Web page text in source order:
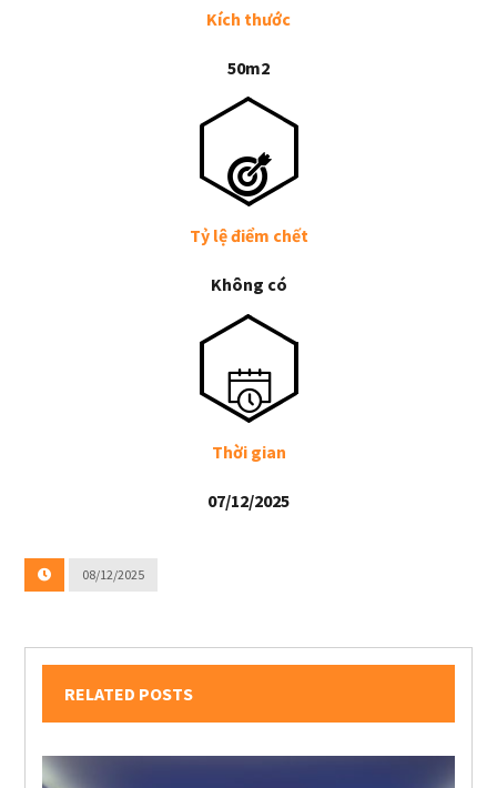
Kích thước
50m2
Tỷ lệ điểm chết
Không có
Thời gian
07/12/2025
08/12/2025
RELATED POSTS